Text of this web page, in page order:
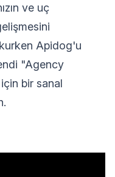
ve uç
Apidog'u
"Agency
bir sanal